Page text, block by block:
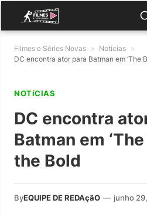
Filmes e Séries Novas » Notícias »
DC encontra ator para Batman em ‘The
NOTíCIAS
DC encontra
Batman em
the Bold
ByEQUIPE DE REDAçãO — junho